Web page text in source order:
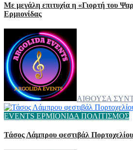
Με μεγάλη επιτυχία η «Γιορτή του
Ερμιονίδας
ΑΙΘΟΥΣΑ
EVENTS ΕΡΜΙΟΝΙΔΑ ΠΟΛΙΤΙΣΜΟΣ
Τάσος Λάμπρου φεστιβάλ